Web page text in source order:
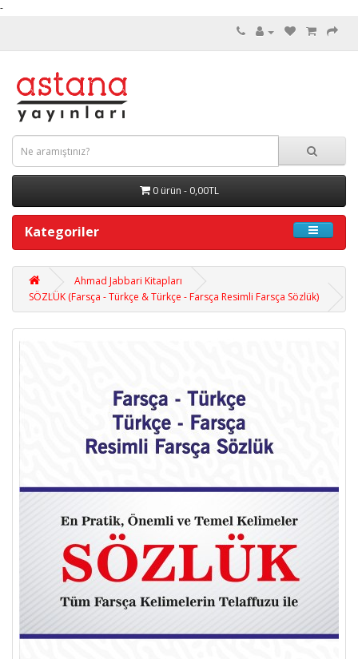
-
0 ürün - 0,00TL
Kategoriler
Ahmad Jabbari Kitapları
SÖZLÜK (Farsça - Türkçe & Türkçe - Farsça Resimli Farsça Sözlük)